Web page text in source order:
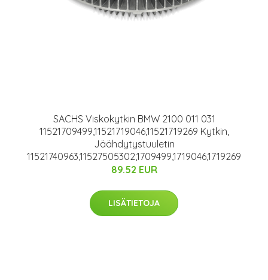
SACHS Viskokytkin BMW 2100 011 031
11521709499,11521719046,11521719269 Kytkin,
Jäähdytystuuletin
11521740963,11527505302,1709499,1719046,1719269
89.52 EUR
LISÄTIETOJA